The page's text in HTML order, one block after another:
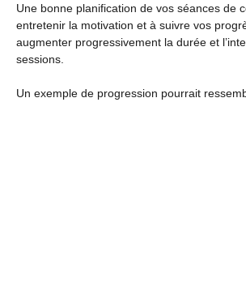
Une bonne planification de vos séances de
entretenir la motivation et à suivre vos
augmenter progressivement la durée et
sessions.
Un exemple de progression pourrait